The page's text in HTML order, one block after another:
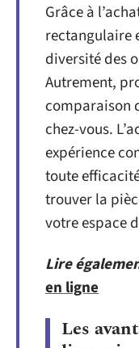
Grâce à
rectangulaire
diversité des
Autrement,
comparaison
chez-vous.
expérience
toute
trouver la
votre espace
Lire
en ligne
Les